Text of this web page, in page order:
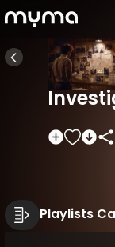
Playlists